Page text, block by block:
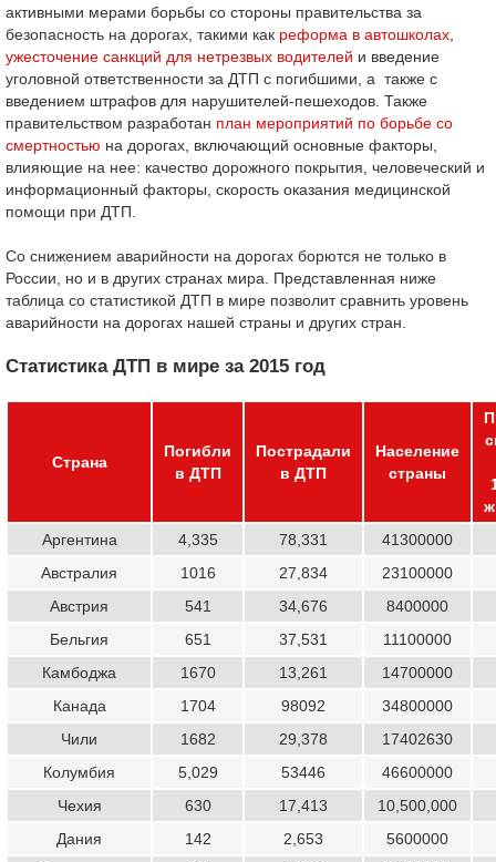
активными мерами борьбы со стороны правительства за
безопасность на дорогах, такими как реформа в автошколах
ужесточение санкций для нетрезвых водителей и введение
уголовной ответственности за ДТП с погибшими, а также с
введением штрафов для нарушителей-пешеходов. Также
правительством разработан план мероприятий по борьбе со
смертностью на дорогах, включающий основные факторы,
влияющие на нее: качество дорожного покрытия, человеческий и
информационный факторы, скорость оказания медицинской
помощи при ДТП.
Со снижением аварийности на дорогах борются не только в
России, но и в других странах мира. Представленная ниже
таблица со статистикой ДТП в мире позволит сравнить уровень
аварийности на дорогах нашей страны и других стран.
Статистика ДТП в мире за 2015 год
Страна
Погибли
в ДТП
Пострадали
в ДТП
Население
страны
Аргентина
4,335 78,331
41300000
Австралия
1016 27,834
23100000
Австрия
541 34,676
8400000
Бельгия
651 37,531
11100000
Камбоджа
1670 13,261
14700000
Канада
1704 98092
34800000
Чили
1682 29,378
17402630
Колумбия
5,029 53446
46600000
Чехия
630 17,413
10,500,000
Дания
142 2,653
5600000